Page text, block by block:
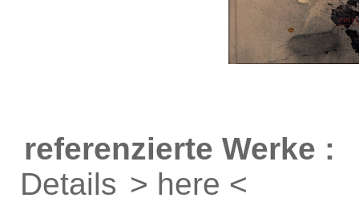
referenzierte Werke :
Details > here <